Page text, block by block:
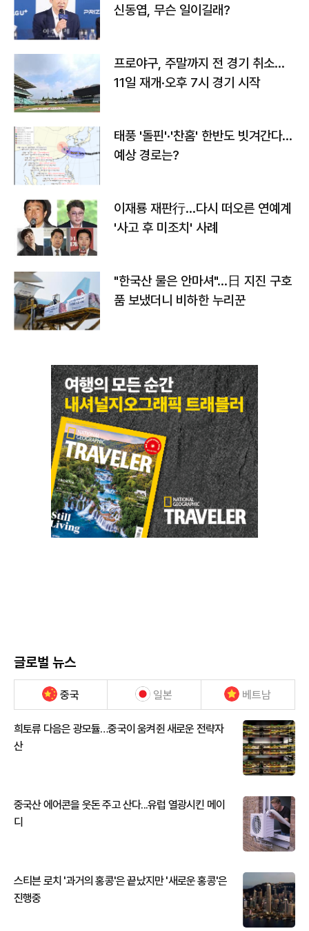
신동엽, 무슨 일이길래?
프로야구, 주말까지 전 경기 취소…
11일 재개·오후 7시 경기 시작
태풍 '돌핀'·'찬홈' 한반도 빗겨간다…
예상 경로는?
이재룡 재판行…다시 떠오른 연예계
'사고 후 미조치' 사례
"한국산 물은 안마셔"…日 지진 구호
품 보냈더니 비하한 누리꾼
글로벌 뉴스
중국 일본 베트남
희토류 다음은 광모듈…중국이 움켜쥔 새로운 전략자
산
중국산 에어콘을 웃돈 주고 산다...유럽 열광시킨 메이
디
스티븐 로치 '과거의 홍콩'은 끝났지만 '새로운 홍콩'은
진행중